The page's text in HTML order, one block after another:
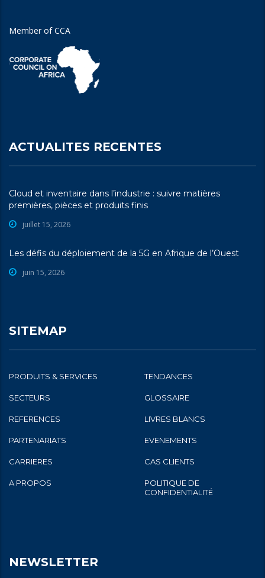
Member of CCA
ACTUALITES RECENTES
Cloud et inventaire dans l’industrie : suivre matières
premières, pièces et produits finis
juillet 15, 2026
Les défis du déploiement de la 5G en Afrique de l’Ouest
juin 15, 2026
SITEMAP
PRODUITS & SERVICES TENDANCES
SECTEURS GLOSSAIRE
REFERENCES LIVRES BLANCS
PARTENARIATS EVENEMENTS
CARRIERES CAS CLIENTS
A PROPOS
POLITIQUE DE
CONFIDENTIALITÉ
NEWSLETTER